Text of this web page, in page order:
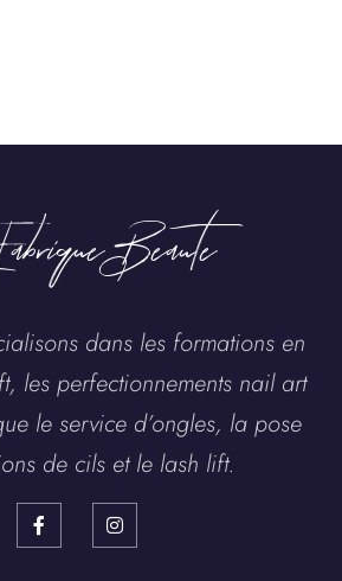
Beaute
dans les formations en
les perfectionnements nail art
le service d’ongles, la pose
de cils et le lash lift.